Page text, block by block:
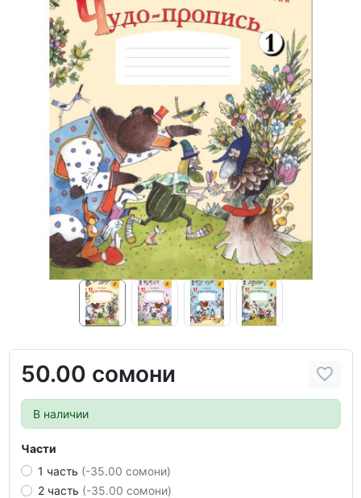
50.00 сомони
В наличии
Части
1 часть (-35.00 сомони)
2 часть (-35.00 сомони)